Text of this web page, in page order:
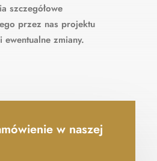
szczegółowe
przez nas projektu
zmiany.
w naszej